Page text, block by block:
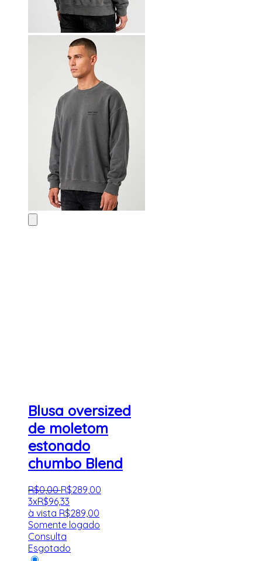
Blusa oversized
de moletom
estonado
chumbo Blend
R$0,00 R$289,00
3xR$96,33
à vista R$289,00
Somente logado
Consulta
Esgotado